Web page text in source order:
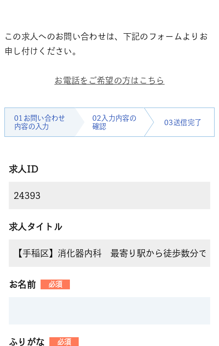
この求人へのお問い合わせは、下記のフォームよりお
申し付けください。
お電話をご希望の方はこちら
01お問い合わせ
内容の入力
02入力内容の
確認
03送信完了
求人ID
求人タイトル
お名前 必須
ふりがな 必須